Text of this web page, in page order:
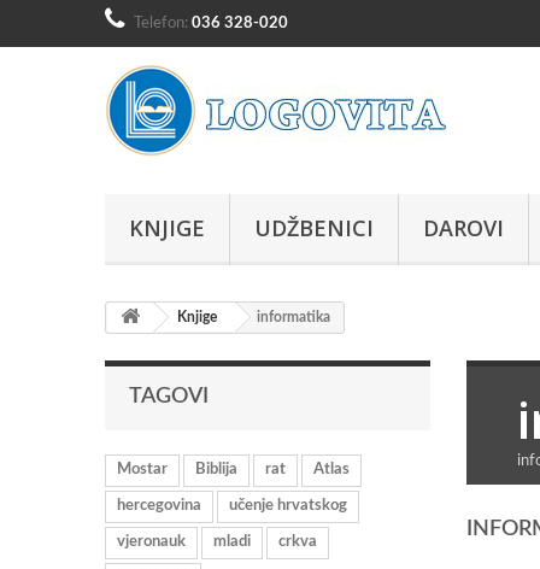
Telefon: 036 328-020
KNJIGE UDŽBENICI DAROVI
Knjige informatika
TAGOVI
Mostar Biblija rat Atlas
hercegovina učenje hrvatskog
vjeronauk mladi crkva